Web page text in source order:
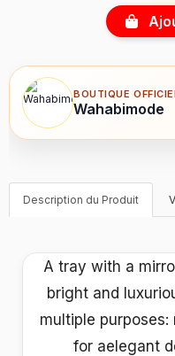
BOUTIQUE
Wahabimode
Description du Produit
A tray with a
bright and
multiple
for aelegant